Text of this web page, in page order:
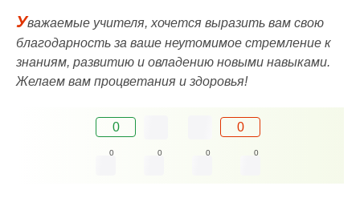
Уважаемые учителя, хочется выразить вам свою
благодарность за ваше неутомимое стремление к
знаниям, развитию и овладению новыми навыками.
Желаем вам процветания и здоровья!
0 0
0 0 0 0